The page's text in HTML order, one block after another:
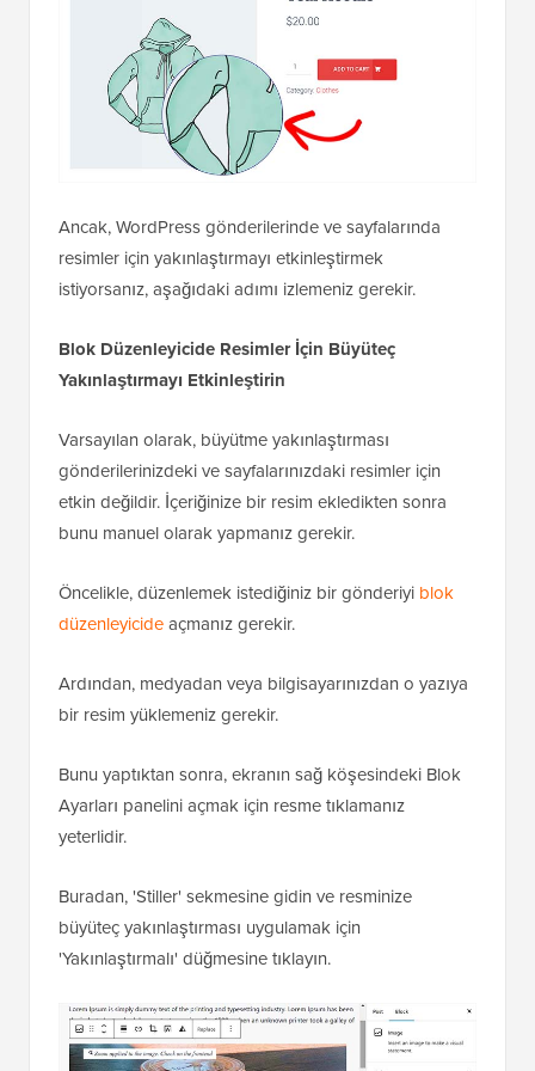
Ancak, WordPress gönderilerinde ve sayfalarında
resimler için yakınlaştırmayı etkinleştirmek
istiyorsanız, aşağıdaki adımı izlemeniz gerekir.
Blok Düzenleyicide Resimler İçin Büyüteç
Yakınlaştırmayı Etkinleştirin
Varsayılan olarak, büyütme yakınlaştırması
gönderilerinizdeki ve sayfalarınızdaki resimler için
etkin değildir. İçeriğinize bir resim ekledikten sonra
bunu manuel olarak yapmanız gerekir.
Öncelikle, düzenlemek istediğiniz bir gönderiyi blok
düzenleyicideaçmanız gerekir.
Ardından, medyadan veya bilgisayarınızdan o yazıya
bir resim yüklemeniz gerekir.
Bunu yaptıktan sonra, ekranın sağ köşesindeki Blok
Ayarları panelini açmak için resme tıklamanız
yeterlidir.
Buradan, 'Stiller' sekmesine gidin ve resminize
büyüteç yakınlaştırması uygulamak için
'Yakınlaştırmalı' düğmesine tıklayın.